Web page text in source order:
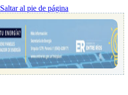
Saltar al pie de página